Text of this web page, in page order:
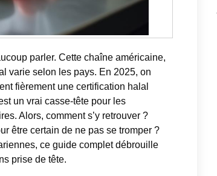
parler. Cette chaîne américaine,
varie selon les pays. En 2025, on
fièrement une certification halal
un vrai casse-tête pour les
Alors, comment s’y retrouver ?
être certain de ne pas se tromper ?
ce guide complet débrouille
prise de tête.